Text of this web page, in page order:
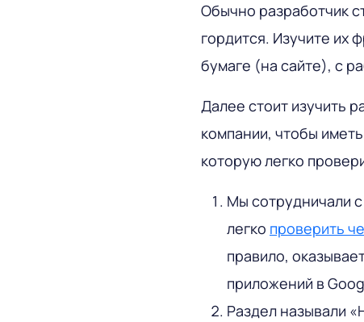
Обычно разработчик
гордится. Изучите их
бумаге (на сайте), с
Далее стоит изучить
компании, чтобы
которую легко
Мы сотрудничали
легко проверить
правило,
приложений в
Раздел называли